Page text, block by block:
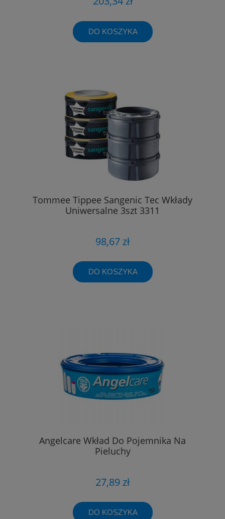
DO KOSZYKA
Tommee Tippee Sangenic Tec Wkłady
Uniwersalne 3szt 3311
98,67 zł
DO KOSZYKA
Angelcare Wkład Do Pojemnika Na
Pieluchy
27,89 zł
DO KOSZYKA